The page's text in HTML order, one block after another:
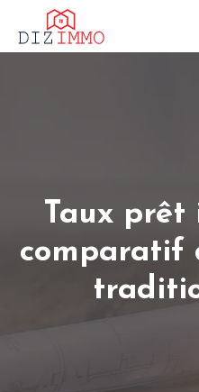
Taux
comparatif